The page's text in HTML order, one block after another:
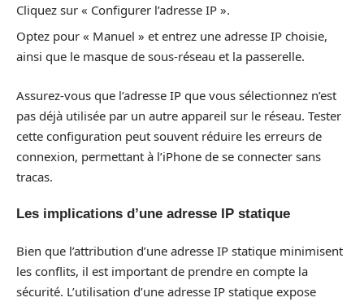
Cliquez sur « Configurer l’adresse IP ».
Optez pour « Manuel » et entrez une adresse IP choisie,
ainsi que le masque de sous-réseau et la passerelle.
Assurez-vous que l’adresse IP que vous sélectionnez n’est
pas déjà utilisée par un autre appareil sur le réseau. Tester
cette configuration peut souvent réduire les erreurs de
connexion, permettant à l’iPhone de se connecter sans
tracas.
Les implications d’une adresse IP statique
Bien que l’attribution d’une adresse IP statique minimisent
les conflits, il est important de prendre en compte la
sécurité. L’utilisation d’une adresse IP statique expose